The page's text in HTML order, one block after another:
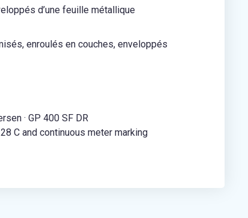
d’une feuille métallique
enroulés en couches, enveloppés
· GP 400 SF DR
C and continuous meter marking